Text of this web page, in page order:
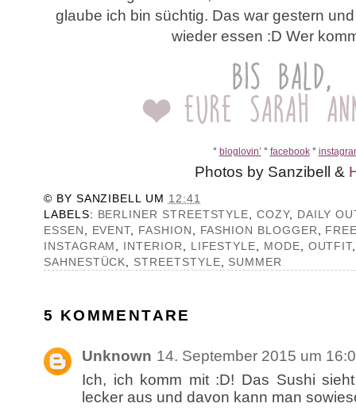
glaube ich bin süchtig. Das war gestern
wieder essen :D Wer
° bloglovin’ ° facebook°
Photos by Sanzibell &
© BY SANZIBELL UM 12:41
LABELS: BERLINER STREETSTYLE ,COZY, DAILY
ESSEN
EVENT, FASHION FASHION BLOGGER
INSTAGRAM
INTERIOR LIFESTYLE MODE OUTFIT
SAHNESTÜCK
STREETSTYLE SUMMER
5 KOMMENTARE
Unknown 14. September 2015 um
Ich, ich komm mit :D! Das Sushi
lecker aus und davon kann man